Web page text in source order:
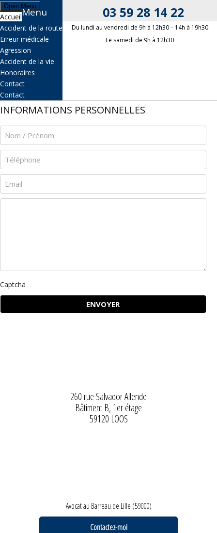
03 59 28 14 22
OBJET DE VOTRE DEMANDE
INFORMATIONS PERSONNELLES
Captcha
Open Menu
Menu
Accueil
Accident de la route
Erreur médicale
Agression
Accident de la vie
Honoraires
Contact
Contact
03 59 28 14 22
Du lundi au vendredi de 9h à 12h30 – 14h à 19h30
Le samedi de 9h à 12h30
260 rue Salvador Allende
Bâtiment B, 1er étage
59120 LOOS
Avocat au Barreau de Lille (59000)
Contactez-moi